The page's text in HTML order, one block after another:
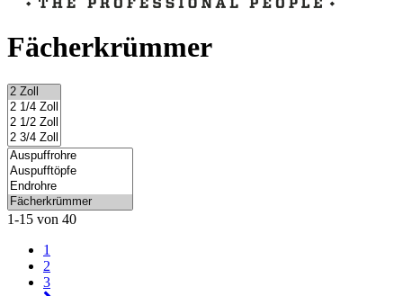
Fächerkrümmer
1-15 von 40
1
2
3